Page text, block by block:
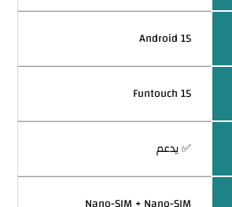
Android 15
Funtouch 15
✅ يدعم